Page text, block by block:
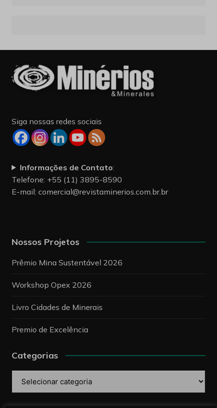
Siga nossas redes sociais
Informações de Contato:
Telefone: +55 (11) 3895-8590
E-mail: comercial@revistaminerios.com.br.br
Nossos Projetos
Prêmio Mina Sustentável 2026
Workshop Opex 2026
Livro Cidades de Minerais
Premio de Excelência
Categorias